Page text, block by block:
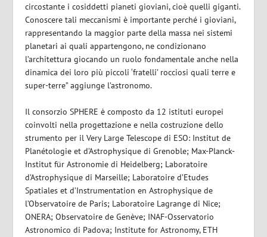
circostante i cosiddetti pianeti gioviani, cioè quelli giganti.
Conoscere tali meccanismi è importante perché i gioviani,
rappresentando la maggior parte della massa nei sistemi
planetari ai quali appartengono, ne condizionano
l’architettura giocando un ruolo fondamentale anche nella
dinamica dei loro più piccoli ‘fratelli’ rocciosi quali terre e
super-terre” aggiunge l’astronomo.
Il consorzio SPHERE è composto da 12 istituti europei
coinvolti nella progettazione e nella costruzione dello
strumento per il Very Large Telescope di ESO: Institut de
Planétologie et d’Astrophysique di Grenoble; Max-Planck-
Institut für Astronomie di Heidelberg; Laboratoire
d’Astrophysique di Marseille; Laboratoire d’Etudes
Spatiales et d’Instrumentation en Astrophysique de
l’Observatoire de Paris; Laboratoire Lagrange di Nice;
ONERA; Observatoire de Genève; INAF-Osservatorio
Astronomico di Padova; Institute for Astronomy, ETH